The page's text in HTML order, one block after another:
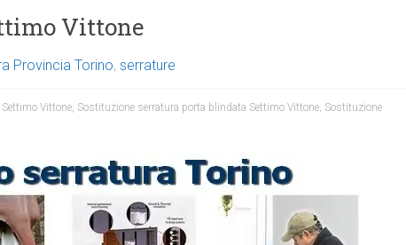
Vittone
Provincia Torino, serrature
Vittone, Sostituzione serratura porta blindata Settimo Vittone, Sostituzione